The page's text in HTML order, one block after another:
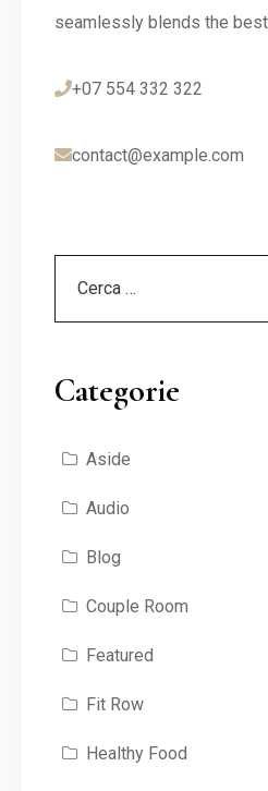
seamlessly blends the
+07 554 332 322
contact@example.com
Categorie
Aside
Audio
Blog
Couple Room
Featured
Fit Row
Healthy Food